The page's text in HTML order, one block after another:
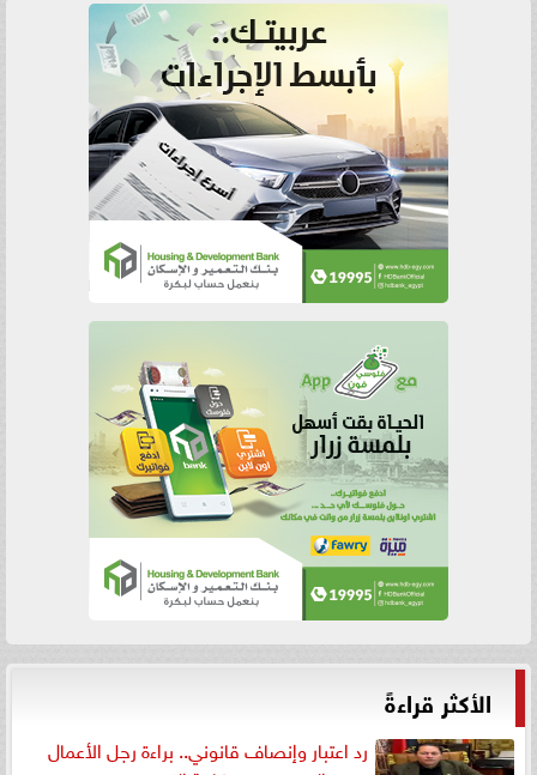
الأكثر قراءةً
رد اعتبار وإنصاف قانوني.. براءة رجل الأعمال